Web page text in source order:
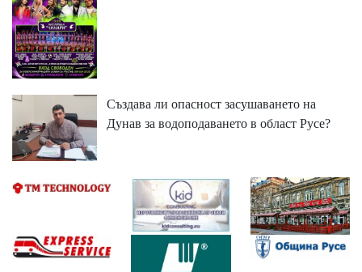
Създава ли опасност засушаването на
Дунав за водоподаването в област Русе?